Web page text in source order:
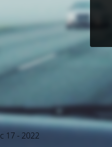
17 - 2022